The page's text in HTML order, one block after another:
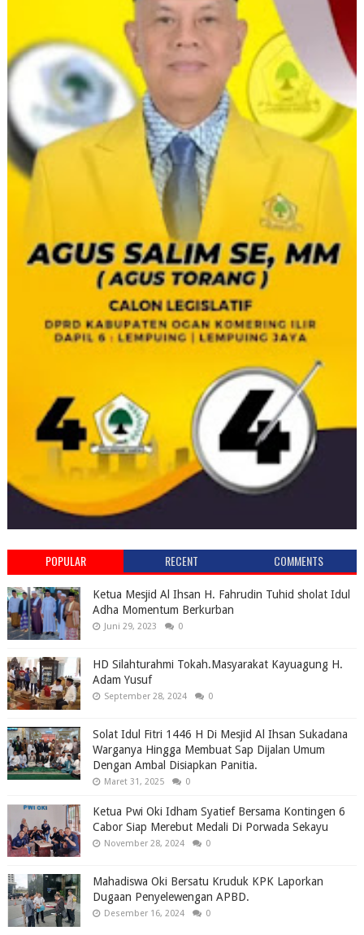
POPULAR RECENT COMMENTS
Ketua Mesjid Al Ihsan H. Fahrudin Tuhid sholat Idul
Adha Momentum Berkurban
Juni 29, 2023 0
HD Silahturahmi Tokah.Masyarakat Kayuagung H.
Adam Yusuf
September 28, 2024 0
Solat Idul Fitri 1446 H Di Mesjid Al Ihsan Sukadana
Warganya Hingga Membuat Sap Dijalan Umum
Dengan Ambal Disiapkan Panitia.
Maret 31, 2025 0
Ketua Pwi Oki Idham Syatief Bersama Kontingen 6
Cabor Siap Merebut Medali Di Porwada Sekayu
November 28, 2024 0
Mahadiswa Oki Bersatu Kruduk KPK Laporkan
Dugaan Penyelewengan APBD.
Desember 16, 2024 0